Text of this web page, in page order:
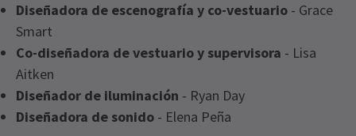
Diseñadora de escenografía y co-vestuario - Grace
Smart
Co-diseñadora de vestuario y supervisora - Lisa
Aitken
Diseñador de iluminación - Ryan Day
Diseñadora de sonido - Elena Peña